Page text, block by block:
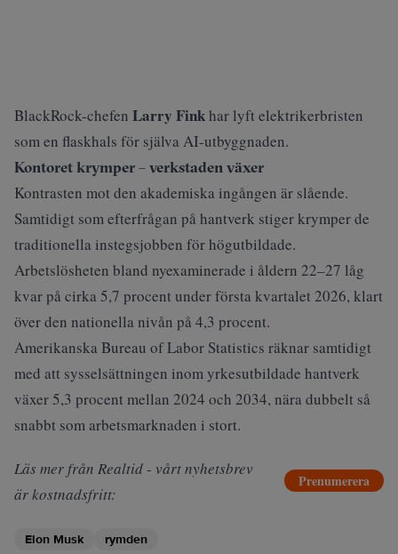
BlackRock-chefen Larry Finkhar lyft elektrikerbristen
som en flaskhals för själva AI-utbyggnaden.
Kontoret krymper – verkstaden växer
Kontrasten mot den akademiska ingången är slående.
Samtidigt som efterfrågan på hantverk stiger krymper de
traditionella instegsjobben för högutbildade.
Arbetslösheten bland nyexaminerade i åldern 22–27 låg
kvar på cirka 5,7 procent under första kvartalet 2026, klart
över den nationella nivån på 4,3 procent.
Amerikanska Bureau of Labor Statistics räknar samtidigt
med att sysselsättningen inom yrkesutbildade hantverk
växer 5,3 procent mellan 2024 och 2034, nära dubbelt så
snabbt som arbetsmarknaden i stort.
Läs mer från Realtid - vårt nyhetsbrev
är kostnadsfritt:
Prenumerera
Elon Musk rymden